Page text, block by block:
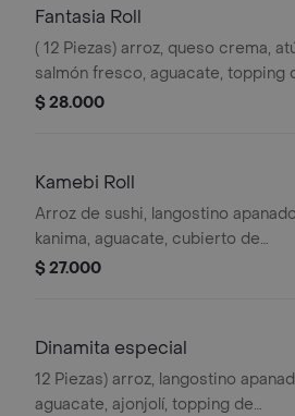
Fantasia Roll
( 12 Piezas) arroz, queso crema,
salmón fresco, aguacate, topping
aguacate.
$ 28.000
Kamebi Roll
Arroz de sushi, langostino
kanima, aguacate, cubierto de
aguacate.
$ 27.000
Dinamita especial
12 Piezas) arroz, langostino
aguacate, ajonjolí, topping de